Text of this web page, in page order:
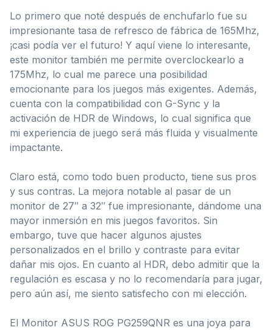
Lo primero que noté después de enchufarlo fue su
impresionante tasa de refresco de fábrica de 165Mhz,
¡casi podía ver el futuro! Y aquí viene lo interesante,
este monitor también me permite overclockearlo a
175Mhz, lo cual me parece una posibilidad
emocionante para los juegos más exigentes. Además,
cuenta con la compatibilidad con G-Sync y la
activación de HDR de Windows, lo cual significa que
mi experiencia de juego será más fluida y visualmente
impactante.
Claro está, como todo buen producto, tiene sus pros
y sus contras. La mejora notable al pasar de un
monitor de 27″ a 32″ fue impresionante, dándome una
mayor inmersión en mis juegos favoritos. Sin
embargo, tuve que hacer algunos ajustes
personalizados en el brillo y contraste para evitar
dañar mis ojos. En cuanto al HDR, debo admitir que la
regulación es escasa y no lo recomendaría para jugar,
pero aún así, me siento satisfecho con mi elección.
El Monitor ASUS ROG PG259QNR es una joya para